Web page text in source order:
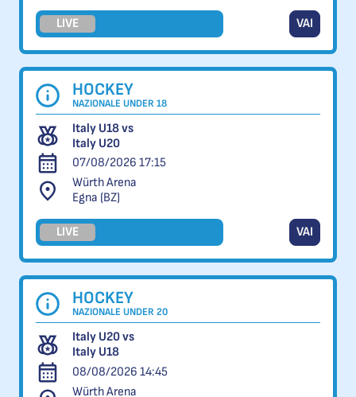
LIVE VAI
HOCKEY
NAZIONALE UNDER 18
Italy U18 vs
Italy U20
07/08/2026 17:15
Würth Arena
Egna (BZ)
LIVE VAI
HOCKEY
NAZIONALE UNDER 20
Italy U20 vs
Italy U18
08/08/2026 14:45
Würth Arena